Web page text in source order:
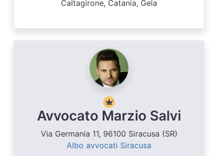
Caltagirone, Catania, Gela
Avvocato Marzio Salvi
Via Germania 11, 96100 Siracusa (SR)
Albo avvocati Siracusa